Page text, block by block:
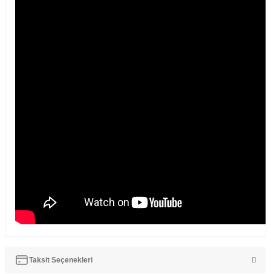
Taksit Seçenekleri